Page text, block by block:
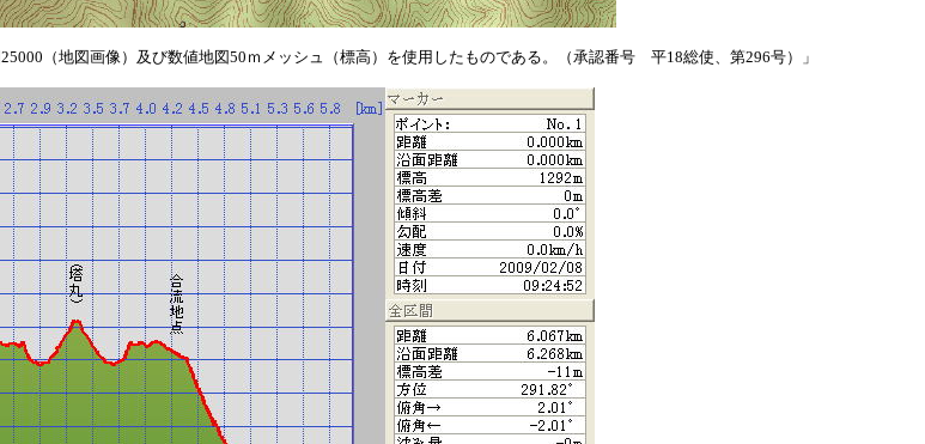
25000 （地図画像）及び数値地図50 ｍメッシュ（標高）を使用したものである。 （承認番号 平18総使、第296号）」